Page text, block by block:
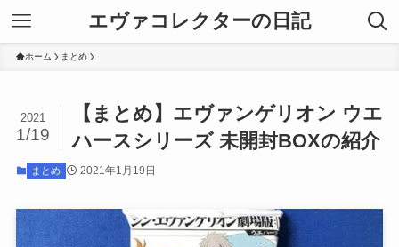
エヴァコレクターの日記
ホーム まとめ
【まとめ】エヴァンゲリオン ウエ
ハースシリーズ 未開封BOXの紹介
2021
1/19
まとめ 2021年1月19日